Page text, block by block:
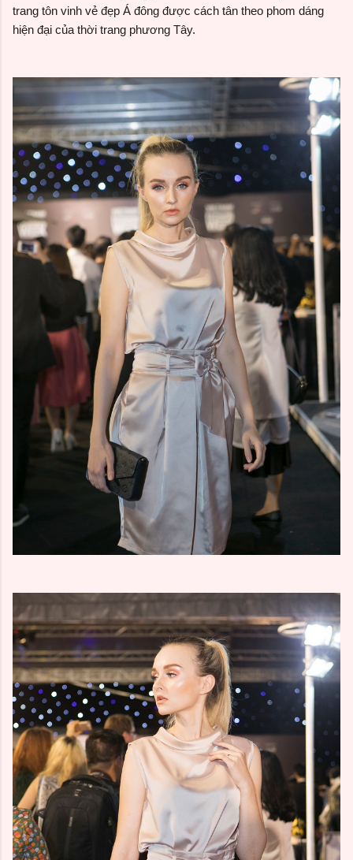
trang tôn vinh vẻ đẹp Á đông được cách tân theo phom dáng
hiện đại của thời trang phương Tây.